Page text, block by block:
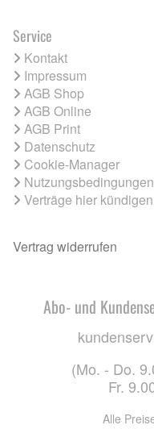
Service
Kontakt
Impressum
AGB Shop
AGB Online
AGB Print
Datenschutz
Cookie-Manager
Nutzungsbedingungen
Verträge hier kündigen
Vertrag widerrufen
Abo- und
(Mo. - Do.
Fr.
Alle